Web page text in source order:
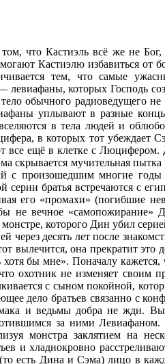
что Кастиэль всё же не
Кастиэлю избавиться от
тем, что самые
которых Господь
обычного радиоведущего не
уплывают в разные
в тела людей и
в которых тот убеждает
все ещё в клетке с Люцифером.
скрывается мучительная
с произошедшим многие
серии братья встречаются с
его «промахи» (погибшие
не вечное «самопожирание»
которого Дин убил
десять лет после
вылечится, она прекратит это
бы мне». Поначалу кажется,
охотник не изменяет своим
с сыном покойной,
дело братьев связанно с
и ведьмы добра не жди.
за ними
монстра заклятием на
и хладнокровно
есть Дина и Сэма) лицо в